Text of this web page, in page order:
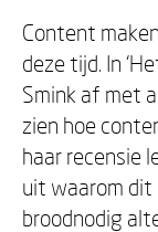
Content
deze tijd. In
Smink af met
zien hoe
haar recensie
uit waarom dit
broodnodig